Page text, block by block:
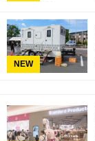
NEW